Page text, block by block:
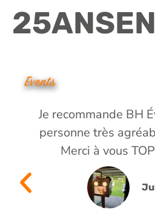
Je recommande BH
personne très
Merci à vous TOP